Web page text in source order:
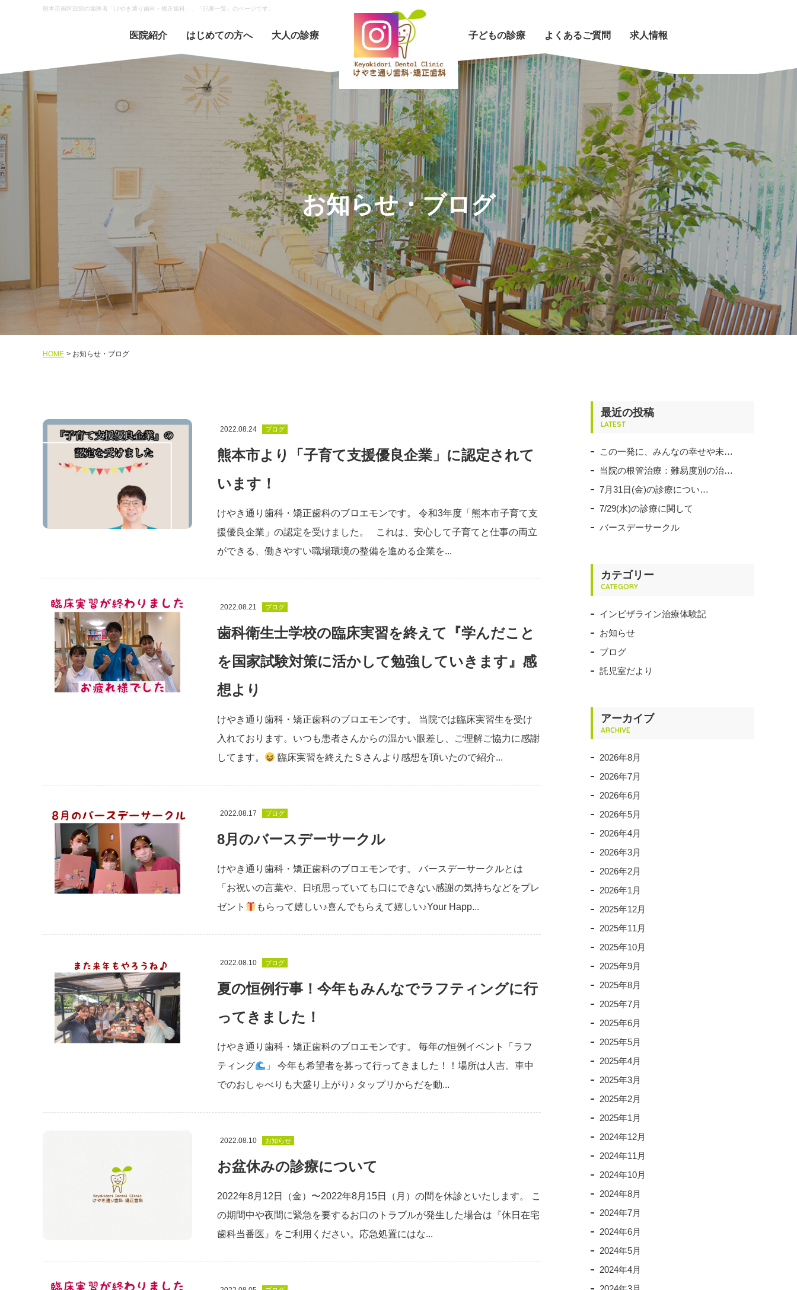
熊本市南区田迎の歯医者「けやき通り歯科・矯正歯科」、「記事一覧」のページです。
医院紹介 はじめての方へ 大人の診療 子どもの診療 よくあるご質問 求人情報
お知らせ・ブログ
HOME お知らせ・ブログ
2022.08.24 ブログ
熊本市より「子育て支援優良企業」に認定されて
います！
けやき通り歯科・矯正歯科のブロエモンです。 令和3年度「熊本市子育て支
援優良企業」の認定を受けました。 これは、安心して子育てと仕事の両立
ができる、働きやすい職場環境の整備を進める企業を...
2022.08.21 ブログ
歯科衛生士学校の臨床実習を終えて『学んだこと
を国家試験対策に活かして勉強していきます』感
想より
けやき通り歯科・矯正歯科のブロエモンです。 当院では臨床実習生を受け
入れております。いつも患者さんからの温かい眼差し、ご理解ご協力に感謝
してます。
臨床実習を終えたＳさんより感想を頂いたので紹介...
2022.08.17 ブログ
8月のバースデーサークル
けやき通り歯科・矯正歯科のブロエモンです。 バースデーサークルとは
「お祝いの言葉や、日頃思っていても口にできない感謝の気持ちなどをプレ
ゼント
もらって嬉しい♪喜んでもらえて嬉しい♪Your Happ...
2022.08.10 ブログ
夏の恒例行事！今年もみんなでラフティングに行
ってきました！
けやき通り歯科・矯正歯科のブロエモンです。 毎年の恒例イベント「ラフ
ティング
」 今年も希望者を募って行ってきました！！場所は人吉。車中
でのおしゃべりも大盛り上がり♪ タップリからだを動...
2022.08.10 お知らせ
お盆休みの診療について
2022年8月12日（金）〜2022年8月15日（月）の間を休診といたします。 こ
の期間中や夜間に緊急を要するお口のトラブルが発生した場合は『休日在宅
歯科当番医』をご利用ください。応急処置にはな...
最近の投稿
LATEST
この一発に、みんなの幸せや未…
当院の根管治療：難易度別の治…
7月31日(金)の診療につい…
7/29(水)の診療に関して
バースデーサークル
カテゴリー
CATEGORY
インビザライン治療体験記
お知らせ
ブログ
託児室だより
アーカイブ
ARCHIVE
2026年8月
2026年7月
2026年6月
2026年5月
2026年4月
2026年3月
2026年2月
2026年1月
2025年12月
2025年11月
2025年10月
2025年9月
2025年8月
2025年7月
2025年6月
2025年5月
2025年4月
2025年3月
2025年2月
2025年1月
2024年12月
2024年11月
2024年10月
2024年8月
2024年7月
2024年6月
2024年5月
2024年4月